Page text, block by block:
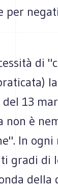
per
di
13
non è
In ogni
gradi di